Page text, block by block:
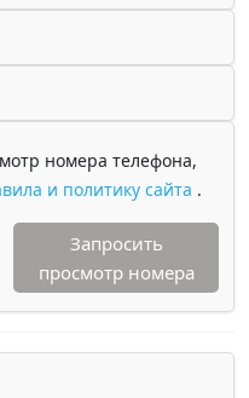
номера телефона,
и политику сайта .
Запросить
просмотр номера